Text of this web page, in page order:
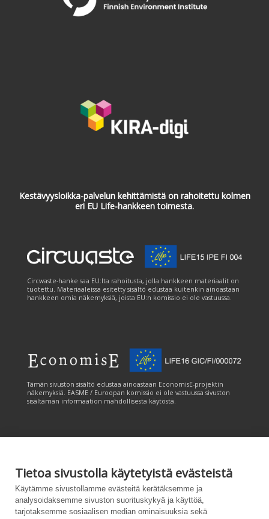
Tietoa sivustolla käytetyistä evästeistä
Käytämme sivustollamme evästeitä kerätäksemme ja
analysoidaksemme sivuston suorituskykyä ja käyttöä,
tarjotaksemme sosiaalisen median ominaisuuksia sekä
Kestävyysloikka-palvelun kehittämistä on rahoitettu kolmen
eri EU Life-hankkeen toimesta.
Circwaste-hanke saa EU:lta rahoitusta, jolla hankkeen materiaalit on
tuotettu. Materiaaleissa esitetty sisältö edustaa kuitenkin ainoastaan
hankkeen omia näkemyksiä, joista EU:n komissio ei ole vastuussa.
Tämän sivuston sisältö edustaa ainoastaan EconomisE-projektin
näkemyksiä. EASME / Euroopan komissio ei ole vastuussa sivuston
sisältämän informaation mahdollisesta käytöstä.
Tämän sivuston tuottamiseen on saatu rahoitusta Euroopan unionin
LIFE-ohjelmasta. Tämän sivuston sisältö edustaa ainoastaan
CANEMURE-hankkeen näkemyksiä ja EASME/EU:n komissio ei ole
vastuussa sivuston sisältämän informaation mahdollisesta käytöstä.